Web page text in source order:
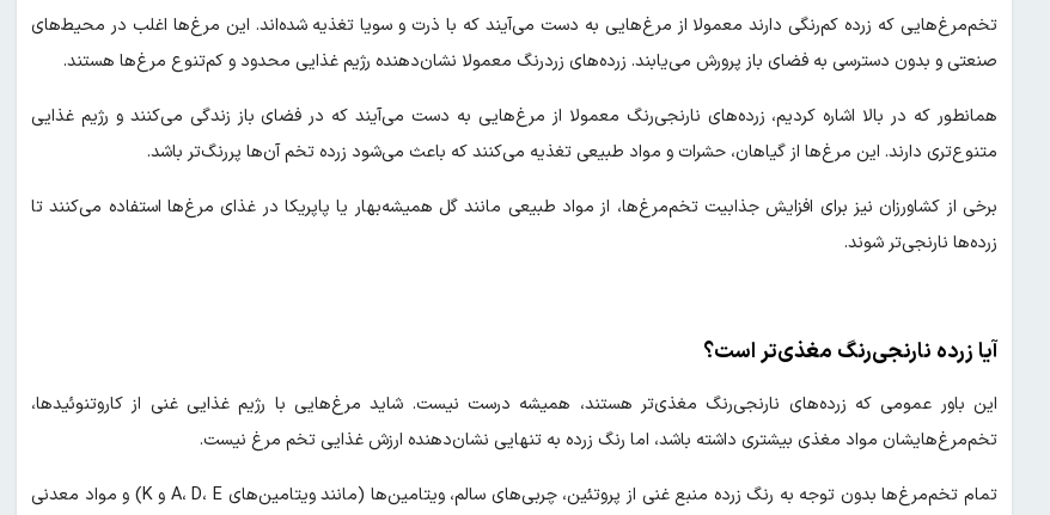
تخم‌مرغ‌هایی که زرده کم‌رنگی دارند معمولا از مرغ‌هایی به دست می‌آیند که با ذرت و سویا تغذیه شده‌اند. این مرغ‌ها اغلب در محیط‌های
صنعتی و بدون دسترسی به فضای باز پرورش می‌یابند. زرده‌های زردرنگ معمولا نشان‌دهنده رژیم غذایی محدود و کم‌تنوع مرغ‌ها هستند.
همانطور که در بالا اشاره کردیم، زرده‌های نارنجی‌رنگ معمولا از مرغ‌هایی به دست می‌آیند که در فضای باز زندگی می‌کنند و رژیم غذایی
متنوع‌تری دارند. این مرغ‌ها از گیاهان، حشرات و مواد طبیعی تغذیه می‌کنند که باعث می‌شود زرده تخم آن‌ها پررنگ‌تر باشد.
برخی از کشاورزان نیز برای افزایش جذابیت تخم‌مرغ‌ها، از مواد طبیعی مانند گل همیشه‌بهار یا پاپریکا در غذای مرغ‌ها استفاده می‌کنند تا
زرده‌ها نارنجی‌تر شوند.
آیا زرده نارنجی‌رنگ مغذی‌تر است؟
این باور عمومی که زرده‌های نارنجی‌رنگ مغذی‌تر هستند، همیشه درست نیست. شاید مرغ‌هایی با رژیم غذایی غنی از کاروتنوئیدها،
تخم‌مرغ‌هایشان مواد مغذی بیشتری داشته باشد، اما رنگ زرده به تنهایی نشان‌دهنده ارزش غذایی تخم مرغ نیست.
تمام تخم‌مرغ‌ها بدون توجه به رنگ زرده منبع غنی از پروتئین، چربی‌های سالم، ویتامین‌ها (مانند ویتامین‌های A، D، E و K) و مواد معدنی